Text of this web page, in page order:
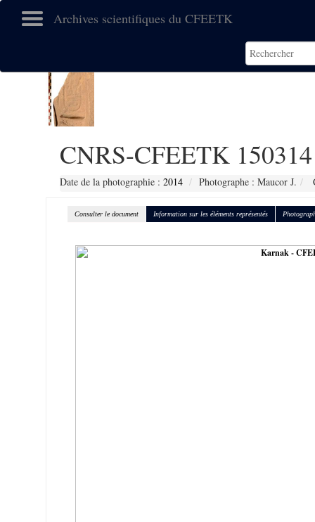
Archives scientifiques du CFEETK
CNRS-CFEETK 150314
Date de la photographie : 2014 Photographe : Maucor J.
Consulter le document Information sur les éléments représentés